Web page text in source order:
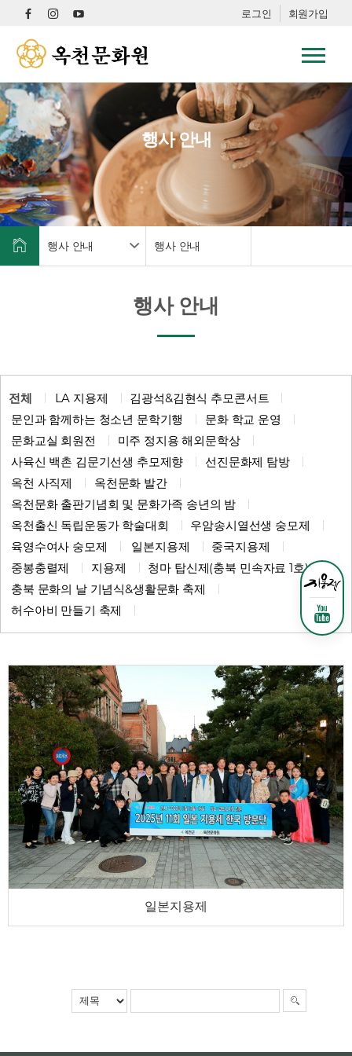
로그인 회원가입
행사 안내
행사 안내 행사 안내
행사 안내
전체 LA 지용제
김광석&김현식 추모콘서트
문인과 함께하는 청소년 문학기행
문화 학교 운영
문화교실 회원전
미주 정지용 해외문학상
사육신 백촌 김문기선생 추모제향
선진문화제 탐방
옥천 사직제
옥천문화 발간
옥천문화 출판기념회 및 문화가족 송년의 밤
옥천출신 독립운동가 학술대회
우암송시열선생 숭모제
육영수여사 숭모제
일본지용제
중국지용제
중봉충렬제
지용제
청마 탑신제(충북 민속자료 1호)
충북 문화의 날 기념식&생활문화 축제
허수아비 만들기 축제
일본지용제